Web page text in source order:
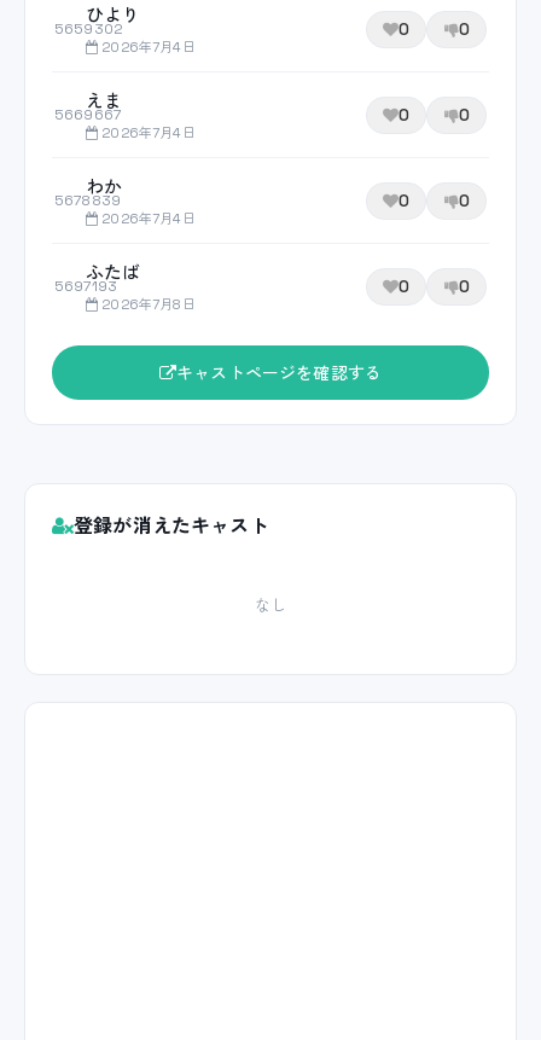
5659302
ひより
2026年7月4日
0 0
5669667
えま
2026年7月4日
0 0
5678839
わか
2026年7月4日
0 0
5697193
ふたば
2026年7月8日
0 0
キャストページを確認する
登録が消えたキャスト
なし